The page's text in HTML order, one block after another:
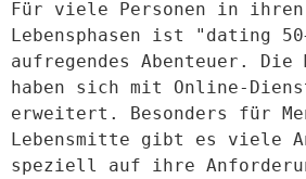
Für viele Personen in ihren
Lebensphasen ist "dating
aufregendes Abenteuer. Die
haben sich mit Online-
erweitert. Besonders für
Lebensmitte gibt es viele
speziell auf ihre